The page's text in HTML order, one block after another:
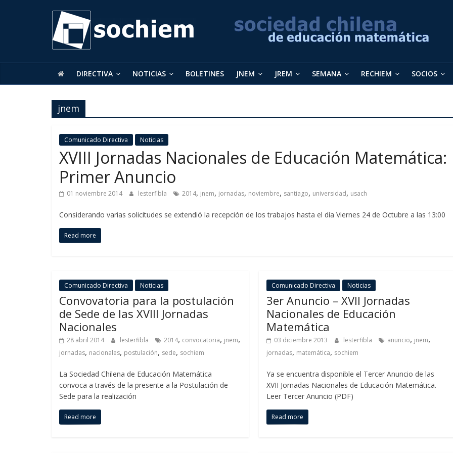
SOCHIEM
Sociedad
Educación
DIRECTIVA NOTICIAS BOLETINES JNEM JREM SEMANA RECHIEM SOCIOS
jnem
Comunicado Directiva Noticias
XVIII Jornadas Nacionales de Educación Matemática:
Primer Anuncio
01 noviembre 2014 lesterfibla 2014, jnem, jornadas, noviembre, santiago, universidad, usach
Considerando varias solicitudes se extendió la recepción de los trabajos hasta el día Viernes 24 de Octubre a las 13:00
Read more
Comunicado Directiva Noticias
Convovatoria para la postulación
de Sede de las XVIII Jornadas
Nacionales
28 abril 2014 lesterfibla 2014, convocatoria, jnem,
jornadas, nacionales, postulación, sede, sochiem
La Sociedad Chilena de Educación Matemática
convoca a través de la presente a la Postulación de
Sede para la realización
Read more
Comunicado Directiva Noticias
3er Anuncio – XVII Jornadas
Nacionales de Educación
Matemática
03 diciembre 2013 lesterfibla anuncio, jnem,
jornadas, matemática, sochiem
Ya se encuentra disponible el Tercer Anuncio de las
XVII Jornadas Nacionales de Educación Matemática.
Leer Tercer Anuncio (PDF)
Read more